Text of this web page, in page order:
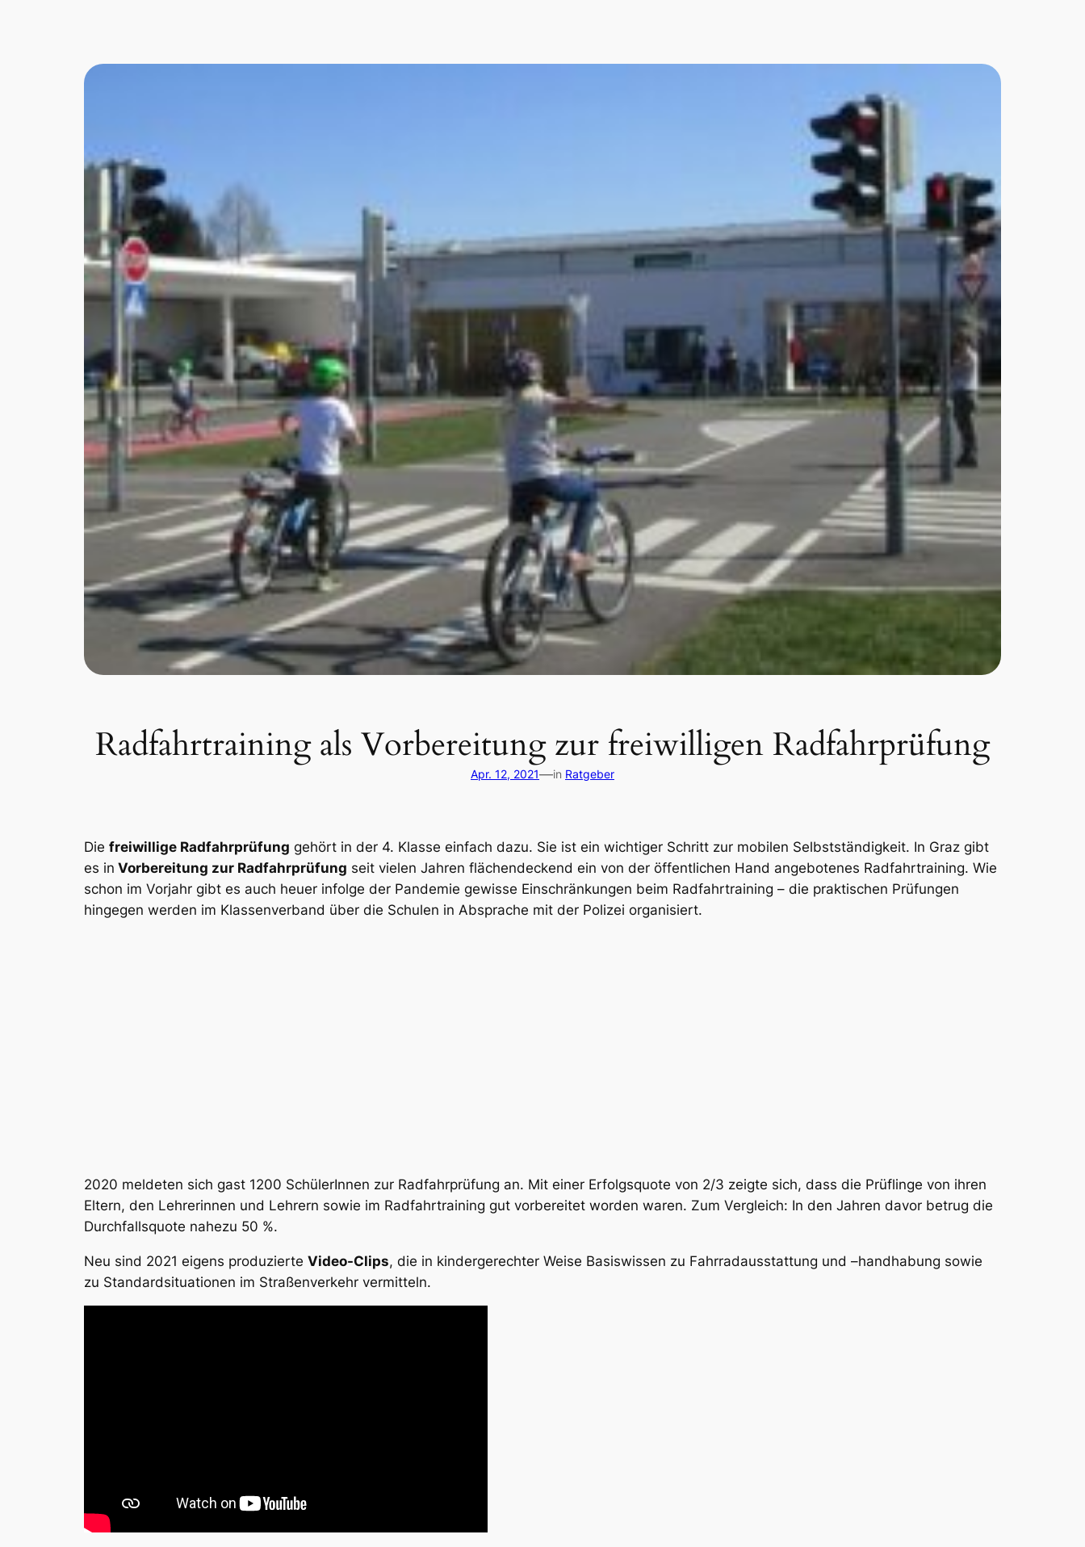
Radfahrtraining als Vorbereitung zur freiwilligen Radfahrprüfung
Apr. 12, 2021—in Ratgeber
Die freiwillige Radfahrprüfung gehört in der 4. Klasse einfach dazu. Sie ist ein wichtiger Schritt zur mobilen Selbstständigkeit. In Graz gibt
es in Vorbereitung zur Radfahrprüfung seit vielen Jahren flächendeckend ein von der öffentlichen Hand angebotenes Radfahrtraining. Wie
schon im Vorjahr gibt es auch heuer infolge der Pandemie gewisse Einschränkungen beim Radfahrtraining – die praktischen Prüfungen
hingegen werden im Klassenverband über die Schulen in Absprache mit der Polizei organisiert.
2020 meldeten sich gast 1200 SchülerInnen zur Radfahrprüfung an. Mit einer Erfolgsquote von 2/3 zeigte sich, dass die Prüflinge von ihren
Eltern, den Lehrerinnen und Lehrern sowie im Radfahrtraining gut vorbereitet worden waren. Zum Vergleich: In den Jahren davor betrug die
Durchfallsquote nahezu 50 %.
Neu sind 2021 eigens produzierte Video-Clips, die in kindergerechter Weise Basiswissen zu Fahrradausstattung und –handhabung sowie
zu Standardsituationen im Straßenverkehr vermitteln.